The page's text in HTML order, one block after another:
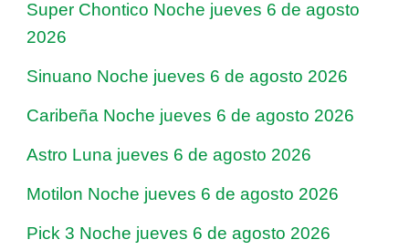
Super Chontico Noche jueves 6 de agosto
2026
Sinuano Noche jueves 6 de agosto 2026
Caribeña Noche jueves 6 de agosto 2026
Astro Luna jueves 6 de agosto 2026
Motilon Noche jueves 6 de agosto 2026
Pick 3 Noche jueves 6 de agosto 2026